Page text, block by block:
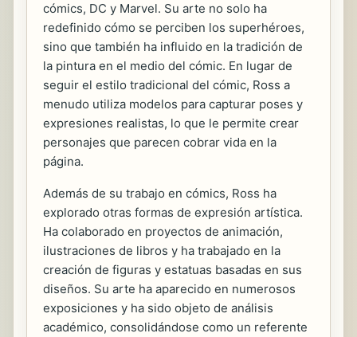
cómics, DC y Marvel. Su arte no solo ha
redefinido cómo se perciben los superhéroes,
sino que también ha influido en la tradición de
la pintura en el medio del cómic. En lugar de
seguir el estilo tradicional del cómic, Ross a
menudo utiliza modelos para capturar poses y
expresiones realistas, lo que le permite crear
personajes que parecen cobrar vida en la
página.
Además de su trabajo en cómics, Ross ha
explorado otras formas de expresión artística.
Ha colaborado en proyectos de animación,
ilustraciones de libros y ha trabajado en la
creación de figuras y estatuas basadas en sus
diseños. Su arte ha aparecido en numerosos
exposiciones y ha sido objeto de análisis
académico, consolidándose como un referente